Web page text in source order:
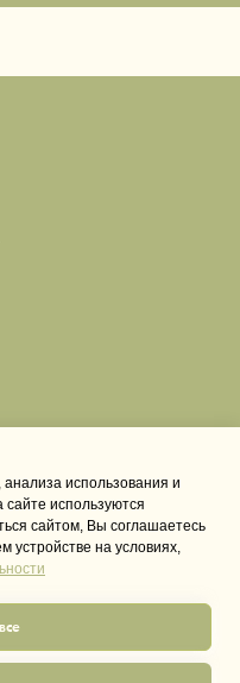
использования и
сайте используются
сайтом, Вы соглашаетесь
на условиях,